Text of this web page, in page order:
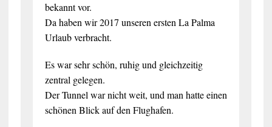
bekannt vor.
Da haben wir 2017 unseren ersten La Palma
Urlaub verbracht.
Es war sehr schön, ruhig und gleichzeitig
zentral gelegen.
Der Tunnel war nicht weit, und man hatte einen
schönen Blick auf den Flughafen.